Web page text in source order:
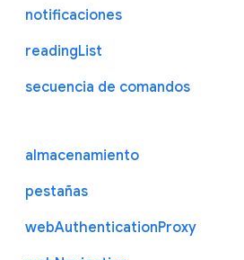
notificaciones
readingList
secuencia de comandos
almacenamiento
pestañas
webAuthenticationProxy